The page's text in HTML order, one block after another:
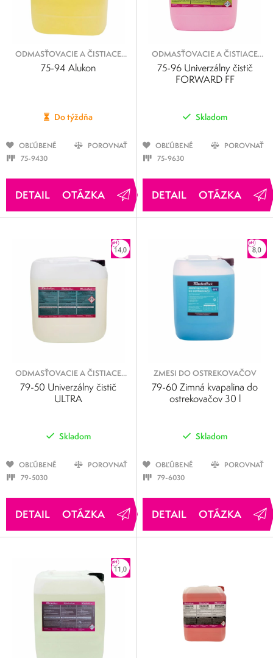
ODMASŤOVACIE A ČISTIACE
KVAPALINY
75-94 Alukon
Do týždňa
OBĽÚBENÉ
POROVNAŤ
75-9430
OTÁZKA
ODMASŤOVACIE A ČISTIACE
KVAPALINY
75-96 Univerzálny čistič
FORWARD FF
Skladom
OBĽÚBENÉ
POROVNAŤ
75-9630
OTÁZKA
ODMASŤOVACIE A ČISTIACE
KVAPALINY
79-50 Univerzálny čistič
ULTRA
Skladom
OBĽÚBENÉ
POROVNAŤ
79-5030
OTÁZKA
ZMESI DO OSTREKOVAČOV
79-60 Zimná kvapalina do
ostrekovačov 30 l
Skladom
OBĽÚBENÉ
POROVNAŤ
79-6030
OTÁZKA